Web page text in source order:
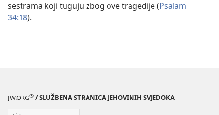
sestrama koji tuguju zbog ove tragedije (Psalam
34:18).
JW.ORG® / SLUŽBENA STRANICA JEHOVINIH SVJEDOKA